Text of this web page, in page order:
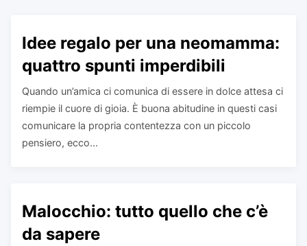
Idee regalo per una neomamma:
quattro spunti imperdibili
Quando un’amica ci comunica di essere in dolce attesa ci
riempie il cuore di gioia. È buona abitudine in questi casi
comunicare la propria contentezza con un piccolo
pensiero, ecco...
Malocchio: tutto quello che c’è
da sapere